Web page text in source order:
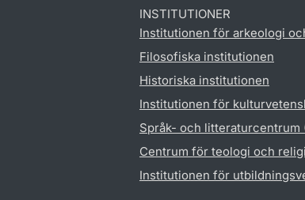
INSTITUTIONER
Institutionen för arkeologi
Filosofiska institutionen
Historiska institutionen
Institutionen för
Språk- och litteraturcentrum
Centrum för teologi och
Institutionen för